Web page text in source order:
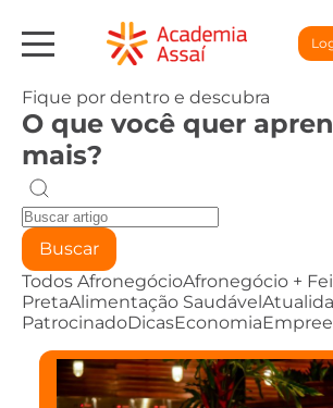
Fique por dentro e descubra
O que você quer
mais?
Buscar
Todos AfronegócioAfronegócio +
PretaAlimentação Saudável
PatrocinadoDicasEconomia